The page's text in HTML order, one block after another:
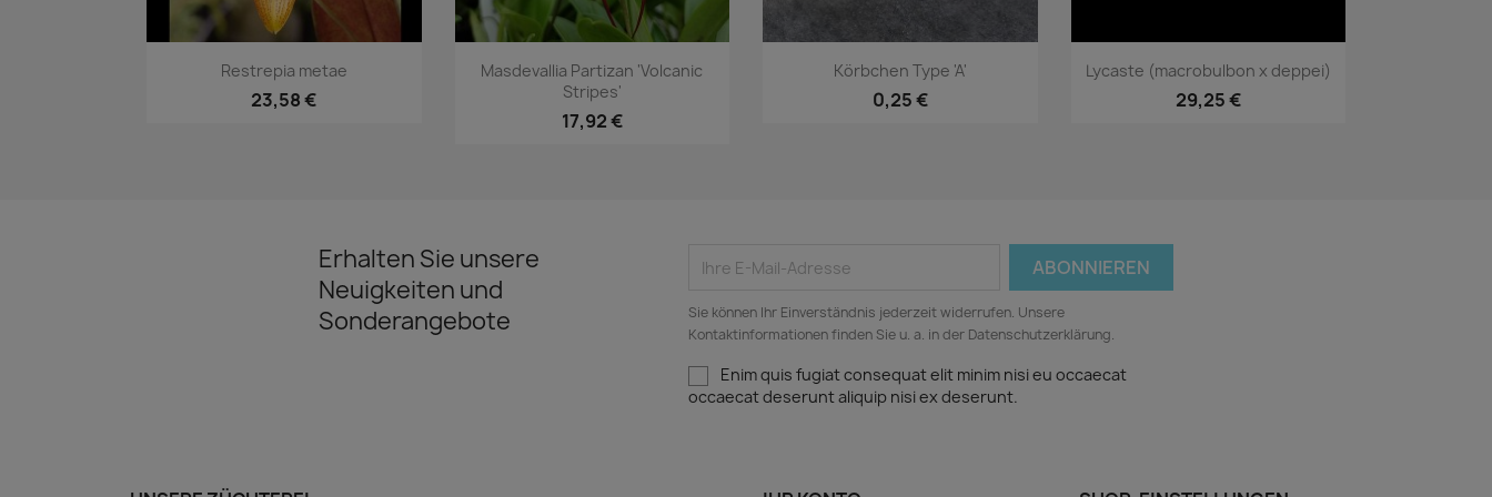
Vorschau
Restrepia metae
23,58 €
Vorschau
Masdevallia Partizan 'Volcanic
Stripes'
17,92 €
Vorschau
Körbchen Type 'A'
0,25 €
Vorschau
Lycaste (macrobulbon x deppei)
29,25 €
Erhalten Sie unsere
Neuigkeiten und
Sonderangebote
Sie können Ihr Einverständnis jederzeit widerrufen. Unsere
Kontaktinformationen finden Sie u. a. in der Datenschutzerklärung.
Enim quis fugiat consequat elit minim nisi eu occaecat
occaecat deserunt aliquip nisi ex deserunt.